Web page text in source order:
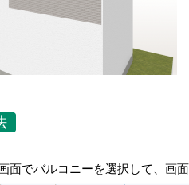
面でバルコニーを選択して、画